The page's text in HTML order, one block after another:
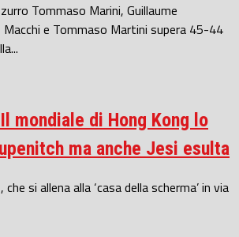
Tommaso Marini, Guillaume
Macchi e Tommaso Martini supera 45-44
mondiale di Hong Kong lo
ma anche Jesi esulta
si allena alla ‘casa della scherma’ in via